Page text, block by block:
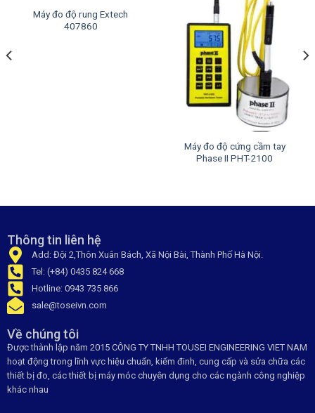
Máy đo độ rung Extech
407860
Máy đo độ cứng cầm tay
Phase II PHT-2100
Thông tin liên hệ
Add: Đội 2,Thôn Xuân Bách, Xã Nội Bài, Thành Phố Hà Nội.
Tel: (+84) 0435 824 668
Hotline: 0943 735 866
sale@toseivn.com
Về chúng tôi
Được thành lập năm 2015 CÔNG TY TNHH TOUSEI ENGINEERING VIET NAM
hoạt động trong lĩnh vực hiệu chuẩn, kiểm đinh, cung cấp và sửa chữa các
thiết bị đo, các thiết bị máy móc chuyên dụng cho các ngành công nghiệp
khác nhau